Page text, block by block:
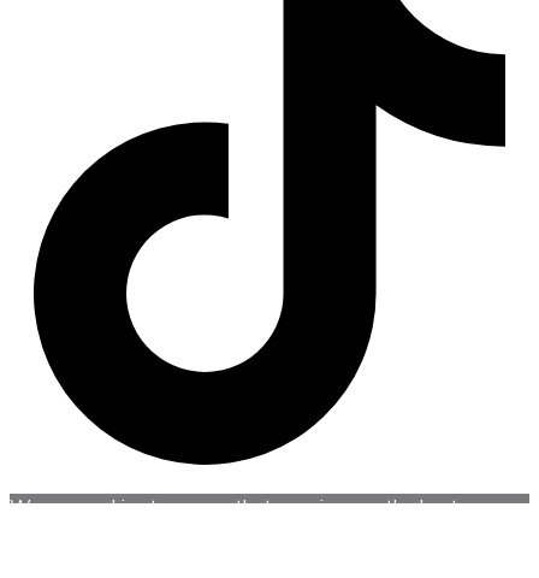
We use cookies to ensure that we give you the best